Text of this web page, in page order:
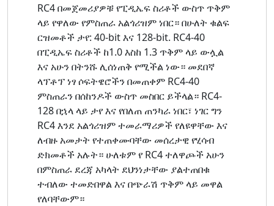
RC4 በመጀመሪያዎቹ የፒዲኤፍ ስሪቶች ውስጥ ጥቅም
ላይ የዋለው የምስጠራ አልጎሪዝም ነበር። በሁለት ቁልፍ
ርዝመቶች ታየ: 40-bit እና 128-bit. RC4-40
በፒዲኤፍ ስሪቶች ከ1.0 እስከ 1.3 ጥቅም ላይ ውሏል
እና አሁን በትንሹ ሊሰነጠቅ የሚችል ነው። መደበኛ
ላፕቶፕ ነፃ ሶፍትዌሮችን በመጠቀም RC4-40
ምስጠራን በሰከንዶች ውስጥ መስበር ይችላል። RC4-
128 በኋላ ላይ ታየ እና የበለጠ ጠንካራ ነበር፣ ነገር ግን
RC4 እንደ አልጎሪዝም ተመራማሪዎች የለዩዋቸው እና
ለብዙ አመታት የተጠቀሙባቸው መሰረታዊ የሂሳብ
ድክመቶች አሉት። ሁለቱም የ RC4 ተለዋጮች አሁን
በምስጠራ ደረጃ አካላት ደህንነታቸው ያልተጠበቁ
ተብለው ተመድበዋል እና በጭራሽ ጥቅም ላይ መዋል
የለባቸውም።